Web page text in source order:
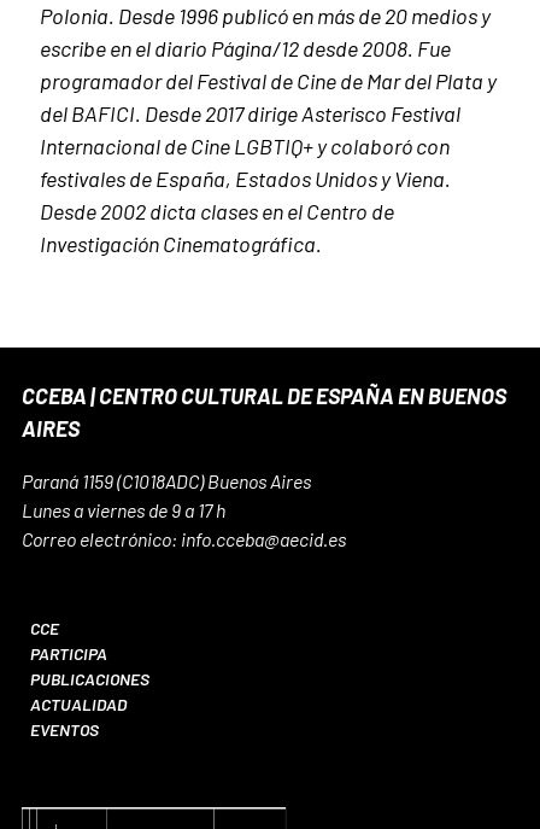
Polonia. Desde 1996 publicó en más de 20 medios y
escribe en el diario Página/12 desde 2008. Fue
programador del Festival de Cine de Mar del Plata y
del BAFICI. Desde 2017 dirige Asterisco Festival
Internacional de Cine LGBTIQ+ y colaboró con
festivales de España, Estados Unidos y Viena.
Desde 2002 dicta clases en el Centro de
Investigación Cinematográfica.
CCEBA | CENTRO CULTURAL DE ESPAÑA EN BUENOS
AIRES
Paraná 1159 (C1018ADC) Buenos Aires
Lunes a viernes de 9 a 17 h
Correo electrónico: info.cceba@aecid.es
CCE
PARTICIPA
PUBLICACIONES
ACTUALIDAD
EVENTOS